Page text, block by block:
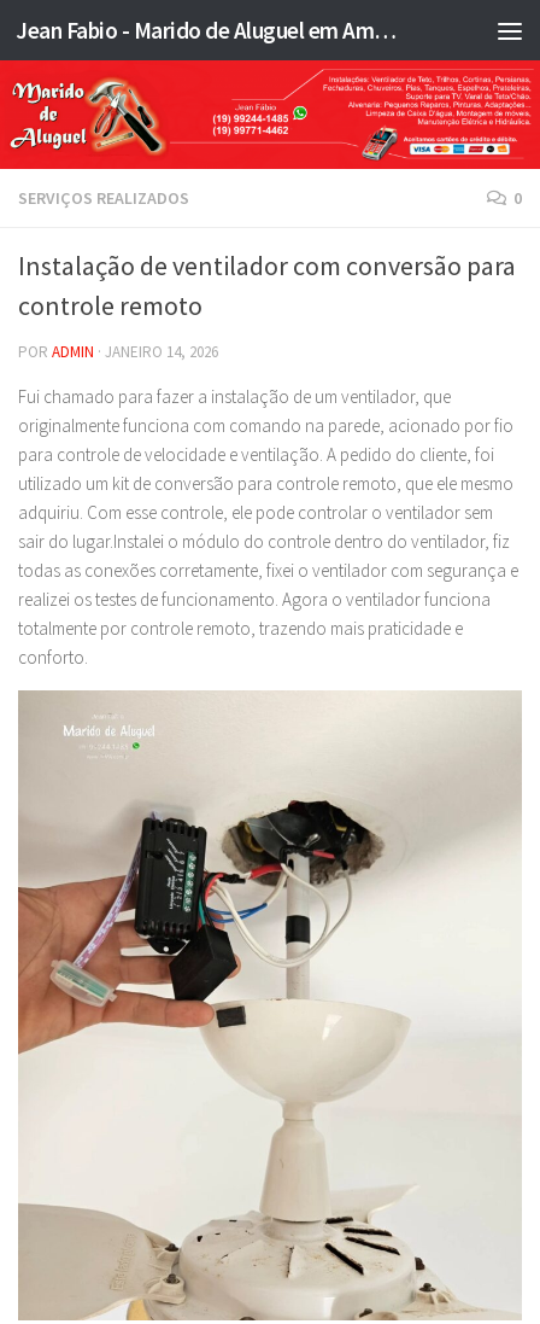
Skip to content Jean Fabio - Marido de Aluguel em Americana SP e região - JFMA
SERVIÇOS REALIZADOS 0
Instalação de ventilador com conversão para
controle remoto
POR ADMIN · JANEIRO 14, 2026
Fui chamado para fazer a instalação de um ventilador, que
originalmente funciona com comando na parede, acionado por fio
para controle de velocidade e ventilação. A pedido do cliente, foi
utilizado um kit de conversão para controle remoto, que ele mesmo
adquiriu. Com esse controle, ele pode controlar o ventilador sem
sair do lugar.Instalei o módulo do controle dentro do ventilador, fiz
todas as conexões corretamente, fixei o ventilador com segurança e
realizei os testes de funcionamento. Agora o ventilador funciona
totalmente por controle remoto, trazendo mais praticidade e
conforto.